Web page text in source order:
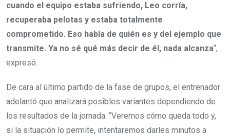
cuando el equipo estaba sufriendo, Leo corría,
recuperaba pelotas y estaba totalmente
comprometido. Eso habla de quién es y del ejemplo que
transmite. Ya no sé qué más decir de él, nada alcanza“,
expresó.
De cara al último partido de la fase de grupos, el entrenador
adelantó que analizará posibles variantes dependiendo de
los resultados de la jornada. “Veremos cómo queda todo y,
si la situación lo permite, intentaremos darles minutos a